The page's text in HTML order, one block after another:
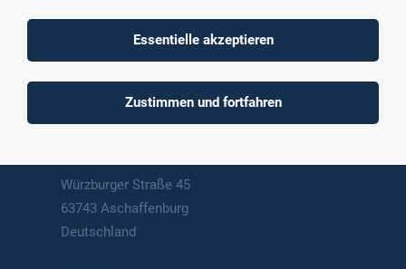
Technische Hochschule
Aschaffenburg
Würzburger Straße 45
63743 Aschaffenburg
Deutschland
Essentielle akzeptieren
Zustimmen und fortfahren